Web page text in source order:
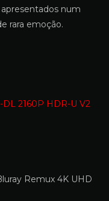
num
rara emoção.
2160P HDR-U V2